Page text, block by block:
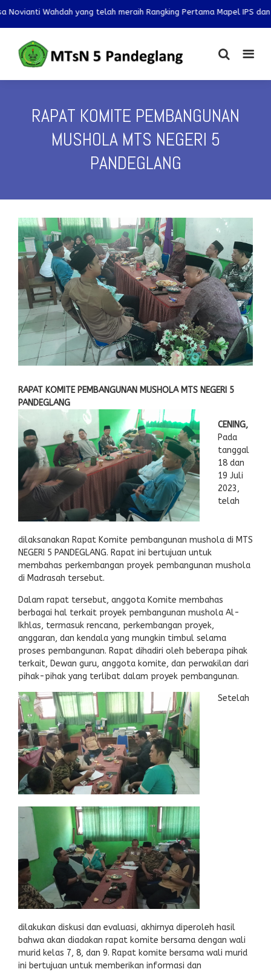
yang telah meraih Rangking Pertama Mapel IPS dan IPA
RAPAT KOMITE PEMBANGUNAN
MUSHOLA MTS NEGERI 5
PANDEGLANG
RAPAT KOMITE PEMBANGUNAN MUSHOLA MTS NEGERI 5
PANDEGLANG
CENING,
Pada
tanggal
18 dan
19 Juli
2023,
telah
dilaksanakan Rapat Komite pembangunan mushola di MTS
NEGERI 5 PANDEGLANG. Rapat ini bertujuan untuk
membahas perkembangan proyek pembangunan mushola
di Madrasah tersebut.
Dalam rapat tersebut, anggota Komite membahas
berbagai hal terkait proyek pembangunan mushola Al-
Ikhlas, termasuk rencana, perkembangan proyek,
anggaran, dan kendala yang mungkin timbul selama
proses pembangunan. Rapat dihadiri oleh beberapa pihak
terkait, Dewan guru, anggota komite, dan perwakilan dari
pihak-pihak yang terlibat dalam proyek pembangunan.
Setelah
dilakukan diskusi dan evaluasi, akhirnya diperoleh hasil
bahwa akan diadakan rapat komite bersama dengan wali
murid kelas 7, 8, dan 9. Rapat komite bersama wali murid
ini bertujuan untuk memberikan informasi dan